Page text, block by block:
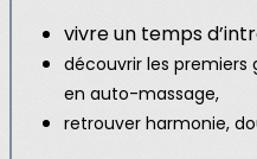
vivre un temps
découvrir les premiers
en auto-massage,
retrouver harmonie,